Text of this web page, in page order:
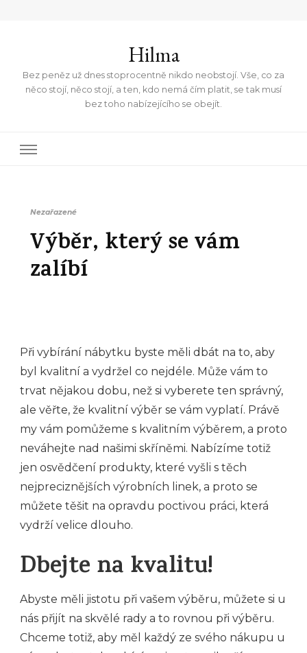
Hilma
Bez peněz už dnes stoprocentně nikdo neobstojí. Vše, co za
něco stojí, něco stojí, a ten, kdo nemá čím platit, se tak musí
bez toho nabízejícího se obejít.
Nezařazené
Výběr, který se vám
zalíbí
Při vybírání nábytku byste měli dbát na to, aby
byl kvalitní a vydržel co nejdéle. Může vám to
trvat nějakou dobu, než si vyberete ten správný,
ale věřte, že kvalitní výběr se vám vyplatí. Právě
my vám pomůžeme s kvalitním výběrem, a proto
neváhejte nad našimi skříněmi. Nabízíme totiž
jen osvědčení produkty, které vyšli s těch
nejpreciznějších výrobních linek, a proto se
můžete těšit na opravdu poctivou práci, která
vydrží velice dlouho.
Dbejte na kvalitu!
Abyste měli jistotu při vašem výběru, můžete si u
nás přijít na skvělé rady a to rovnou při výběru.
Chceme totiž, aby měl každý ze svého nákupu u